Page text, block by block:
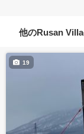
他のRusan
19